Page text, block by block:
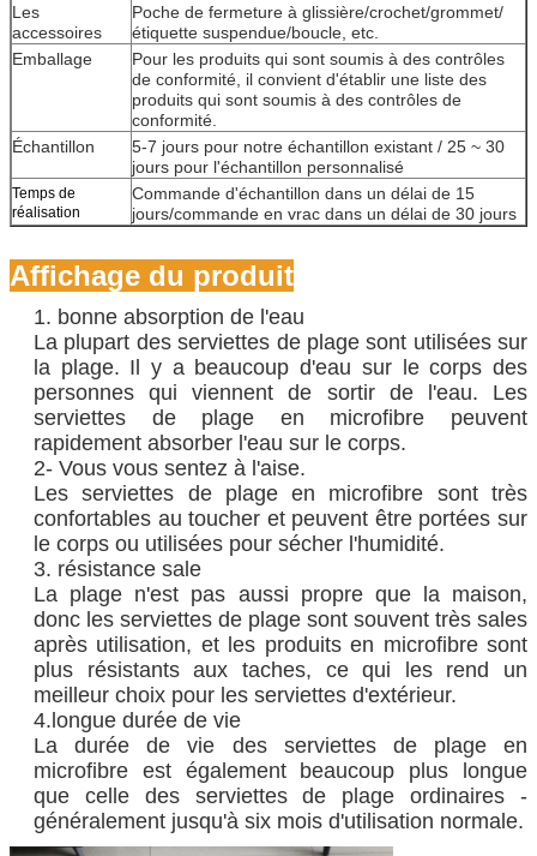
Les
accessoires
Poche de fermeture à glissière/crochet/grommet/
étiquette suspendue/boucle, etc.
Emballage
Pour les produits qui sont soumis à des contrôles
de conformité, il convient d'établir une liste des
produits qui sont soumis à des contrôles de
conformité.
Échantillon
5-7 jours pour notre échantillon existant / 25 ~ 30
jours pour l'échantillon personnalisé
Temps de
réalisation
Commande d'échantillon dans un délai de 15
jours/commande en vrac dans un délai de 30 jours
Affichage du produit
1. bonne absorption de l'eau
La plupart des serviettes de plage sont utilisées sur
la plage. Il y a beaucoup d'eau sur le corps des
personnes qui viennent de sortir de l'eau. Les
serviettes de plage en microfibre peuvent
rapidement absorber l'eau sur le corps.
2- Vous vous sentez à l'aise.
Les serviettes de plage en microfibre sont très
confortables au toucher et peuvent être portées sur
le corps ou utilisées pour sécher l'humidité.
3. résistance sale
La plage n'est pas aussi propre que la maison,
donc les serviettes de plage sont souvent très sales
après utilisation, et les produits en microfibre sont
plus résistants aux taches, ce qui les rend un
meilleur choix pour les serviettes d'extérieur.
4.longue durée de vie
La durée de vie des serviettes de plage en
microfibre est également beaucoup plus longue
que celle des serviettes de plage ordinaires -
généralement jusqu'à six mois d'utilisation normale.